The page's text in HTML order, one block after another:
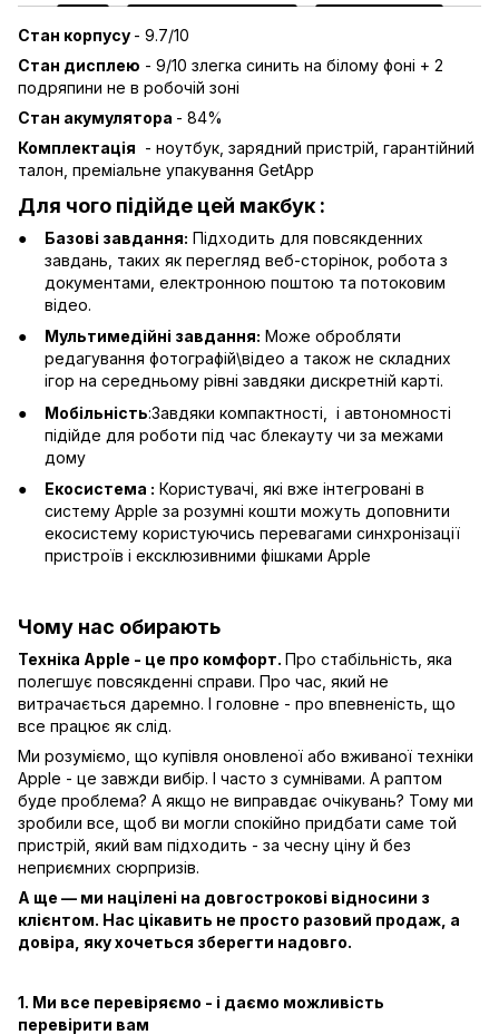
Стан корпусу - 9.7/10
Стан дисплею - 9/10 злегка синить на білому фоні + 2
подряпини не в робочій зоні
Стан акумулятора - 84%
Комплектація - ноутбук, зарядний пристрій, гарантійний
талон, преміальне упакування GetApp
Для чого підійде цей макбук :
Базові завдання: Підходить для повсякденних
завдань, таких як перегляд веб-сторінок, робота з
документами, електронною поштою та потоковим
відео.
Мультимедійні завдання: Може обробляти
редагування фотографій\відео а також не складних
ігор на середньому рівні завдяки дискретній карті.
Мобільність:Завдяки компактності, і автономності
підійде для роботи під час блекауту чи за межами
дому
Екосистема : Користувачі, які вже інтегровані в
систему Apple за розумні кошти можуть доповнити
екосистему користуючись перевагами синхронізації
пристроїв і ексклюзивними фішками Apple
Чому нас обирають
Техніка Apple - це про комфорт. Про стабільність, яка
полегшує повсякденні справи. Про час, який не
витрачається даремно. І головне - про впевненість, що
все працює як слід.
Ми розуміємо, що купівля оновленої або вживаної техніки
Apple - це завжди вибір. І часто з сумнівами. А раптом
буде проблема? А якщо не виправдає очікувань? Тому ми
зробили все, щоб ви могли спокійно придбати саме той
пристрій, який вам підходить - за чесну ціну й без
неприємних сюрпризів.
А ще — ми націлені на довгострокові відносини з
клієнтом. Нас цікавить не просто разовий продаж, а
довіра, яку хочеться зберегти надовго.
1. Ми все перевіряємо - і даємо можливість
перевірити вам